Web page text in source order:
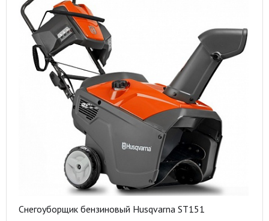
Снегоуборщик бензиновый Husqvarna ST151